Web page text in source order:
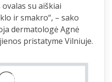
su aiškiai
ir smakro“, – sako
dermatologė Agnė
pristatyme Vilniuje.